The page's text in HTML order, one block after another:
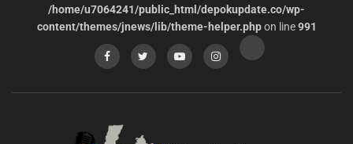
/home/u7064241/public_html/depokupdate.co/wp-
content/themes/jnews/lib/theme-helper.phpon line991